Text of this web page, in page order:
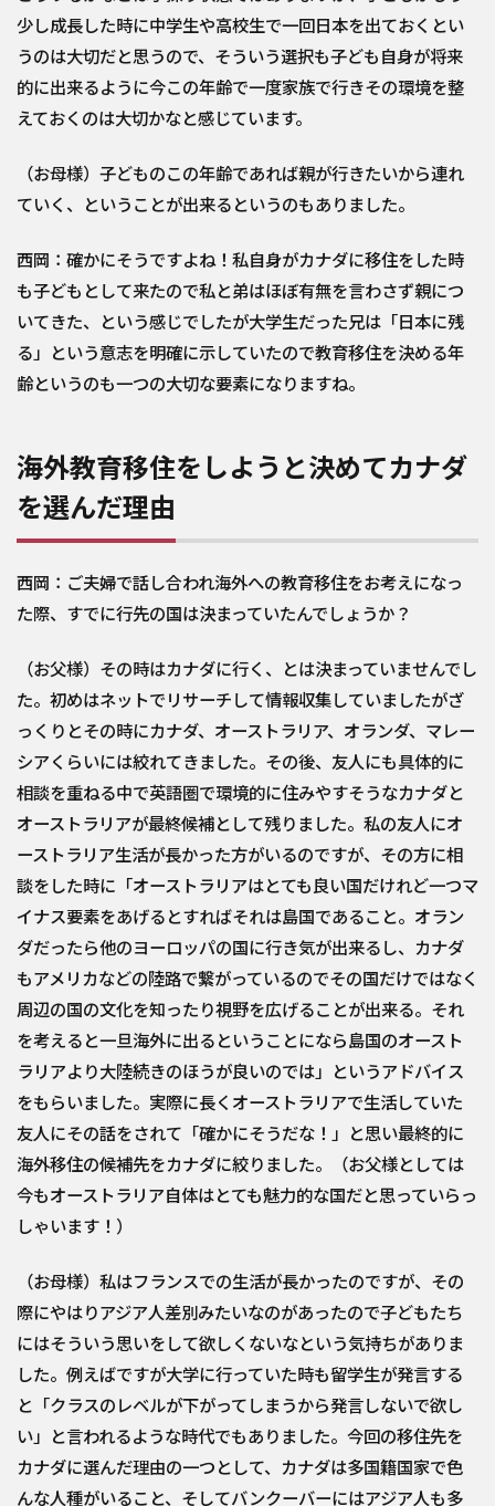
少し成長した時に中学生や高校生で一回日本を出ておくとい
うのは大切だと思うので、そういう選択も子ども自身が将来
的に出来るように今この年齢で一度家族で行きその環境を整
えておくのは大切かなと感じています。
（お母様）子どものこの年齢であれば親が行きたいから連れ
ていく、ということが出来るというのもありました。
西岡：確かにそうですよね！私自身がカナダに移住をした時
も子どもとして来たので私と弟はほぼ有無を言わさず親につ
いてきた、という感じでしたが大学生だった兄は「日本に残
る」という意志を明確に示していたので教育移住を決める年
齢というのも一つの大切な要素になりますね。
海外教育移住をしようと決めてカナダ
を選んだ理由
西岡：ご夫婦で話し合われ海外への教育移住をお考えになっ
た際、すでに行先の国は決まっていたんでしょうか？
（お父様）その時はカナダに行く、とは決まっていませんでし
た。初めはネットでリサーチして情報収集していましたがざ
っくりとその時にカナダ、オーストラリア、オランダ、マレー
シアくらいには絞れてきました。その後、友人にも具体的に
相談を重ねる中で英語圏で環境的に住みやすそうなカナダと
オーストラリアが最終候補として残りました。私の友人にオ
ーストラリア生活が長かった方がいるのですが、その方に相
談をした時に「オーストラリアはとても良い国だけれど一つマ
イナス要素をあげるとすればそれは島国であること。オラン
ダだったら他のヨーロッパの国に行き気が出来るし、カナダ
もアメリカなどの陸路で繋がっているのでその国だけではなく
周辺の国の文化を知ったり視野を広げることが出来る。それ
を考えると一旦海外に出るということになら島国のオースト
ラリアより大陸続きのほうが良いのでは」というアドバイス
をもらいました。実際に長くオーストラリアで生活していた
友人にその話をされて「確かにそうだな！」と思い最終的に
海外移住の候補先をカナダに絞りました。（お父様としては
今もオーストラリア自体はとても魅力的な国だと思っていらっ
しゃいます！）
（お母様）私はフランスでの生活が長かったのですが、その
際にやはりアジア人差別みたいなのがあったので子どもたち
にはそういう思いをして欲しくないなという気持ちがありま
した。例えばですが大学に行っていた時も留学生が発言する
と「クラスのレベルが下がってしまうから発言しないで欲し
い」と言われるような時代でもありました。今回の移住先を
カナダに選んだ理由の一つとして、カナダは多国籍国家で色
んな人種がいること、そしてバンクーバーにはアジア人も多